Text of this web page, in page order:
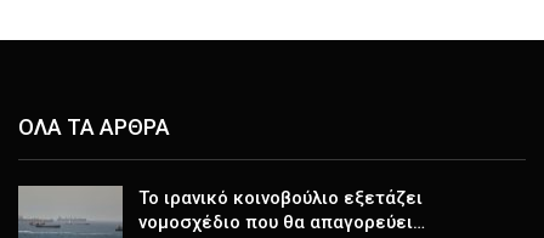
ΟΛΑ ΤΑ ΑΡΘΡΑ
Το ιρανικό κοινοβούλιο εξετάζει
νομοσχέδιο που θα απαγορεύει…